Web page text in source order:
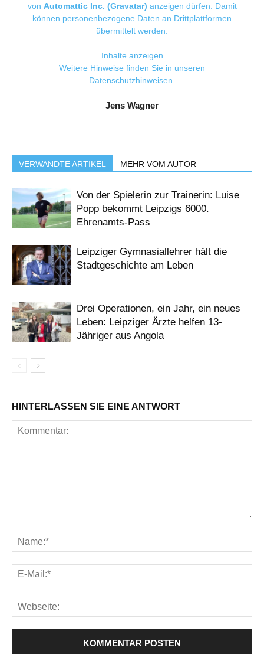
von Automattic Inc. (Gravatar) anzeigen dürfen. Damit
können personenbezogene Daten an Drittplattformen
übermittelt werden.
Inhalte anzeigen
Weitere Hinweise finden Sie in unseren
Datenschutzhinweisen
Jens Wagner
VERWANDTE ARTIKEL MEHR VOM AUTOR
Von der Spielerin zur Trainerin: Luise
Popp bekommt Leipzigs 6000.
Ehrenamts-Pass
Leipziger Gymnasiallehrer hält die
Stadtgeschichte am Leben
Drei Operationen, ein Jahr, ein neues
Leben: Leipziger Ärzte helfen 13-
Jähriger aus Angola
HINTERLASSEN SIE EINE ANTWORT